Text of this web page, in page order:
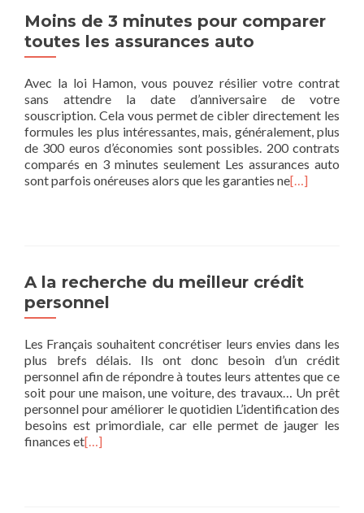
Moins de 3 minutes pour comparer
toutes les assurances auto
Avec la loi Hamon, vous pouvez résilier votre contrat
sans attendre la date d’anniversaire de votre
souscription. Cela vous permet de cibler directement les
formules les plus intéressantes, mais, généralement, plus
de 300 euros d’économies sont possibles. 200 contrats
comparés en 3 minutes seulement Les assurances auto
sont parfois onéreuses alors que les garanties ne[…]
A la recherche du meilleur crédit
personnel
Les Français souhaitent concrétiser leurs envies dans les
plus brefs délais. Ils ont donc besoin d’un crédit
personnel afin de répondre à toutes leurs attentes que ce
soit pour une maison, une voiture, des travaux… Un prêt
personnel pour améliorer le quotidien L’identification des
besoins est primordiale, car elle permet de jauger les
finances et[…]